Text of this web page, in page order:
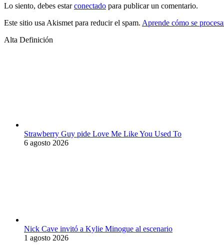
Lo siento, debes estarconectado para publicar un comentario.
Este sitio usa Akismet para reducir el spam. Aprende cómo se
Alta Definición
Strawberry Guy pide Love Me Like You Used To
6 agosto 2026
Nick Cave invitó a Kylie Minogue al escenario
1 agosto 2026